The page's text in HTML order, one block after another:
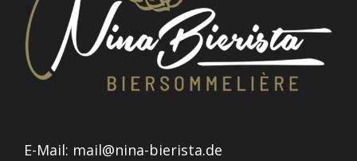
E-Mail: mail@nina-bierista.de